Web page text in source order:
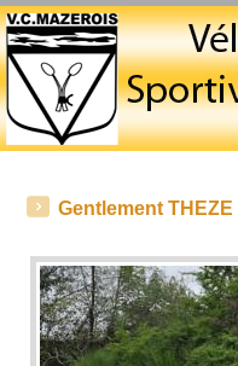
Gentlement THEZE